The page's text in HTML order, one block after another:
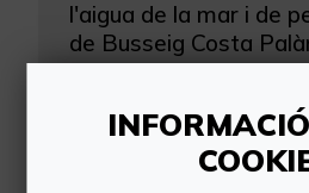
l'aigua de la mar i de
de Busseig Costa
l'abast de...